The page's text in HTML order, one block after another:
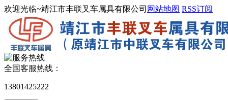
欢迎光临~靖江市丰联叉车属具有限公司 网站地图 RSS订阅
全国客服热线：
13801425222